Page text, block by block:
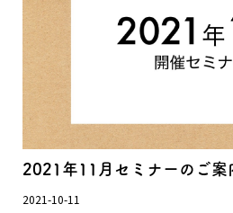
2021年11月セミナーのご案
2021-10-11